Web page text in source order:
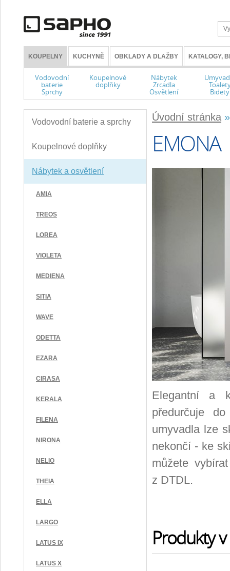
KOUPELNY KUCHYNĚ OBKLADY A DLAŽBY KATALOGY,
Vodovodní
baterie
Sprchy
Koupelnové
doplňky
Nábytek
Zrcadla
Osvětlení Bidety
Vodovodní baterie a sprchy
Koupelnové doplňky
Nábytek a osvětlení
AMIA
TREOS
LOREA
VIOLETA
MEDIENA
SITIA
WAVE
ODETTA
EZARA
CIRASA
KERALA
FILENA
NIRONA
NELIO
THEIA
ELLA
LARGO
LATUS IX
LATUS X
Úvodní stránka
EMONA
Elegantní a
předurčuje
umyvadla lze
nekončí - ke
můžete
z DTDL.
Produkty